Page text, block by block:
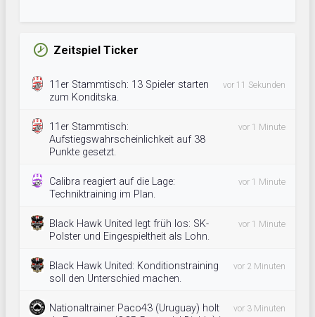
Zeitspiel Ticker
11er Stammtisch: 13 Spieler starten
zum Konditska.
vor 11 Sekunden
11er Stammtisch:
Aufstiegswahrscheinlichkeit auf 38
Punkte gesetzt.
vor 1 Minute
Calibra reagiert auf die Lage:
Techniktraining im Plan.
vor 1 Minute
Black Hawk United legt früh los: SK-
Polster und Eingespieltheit als Lohn.
vor 1 Minute
Black Hawk United: Konditionstraining
soll den Unterschied machen.
vor 2 Minuten
Nationaltrainer Paco43 (Uruguay) holt
vor 3 Minuten